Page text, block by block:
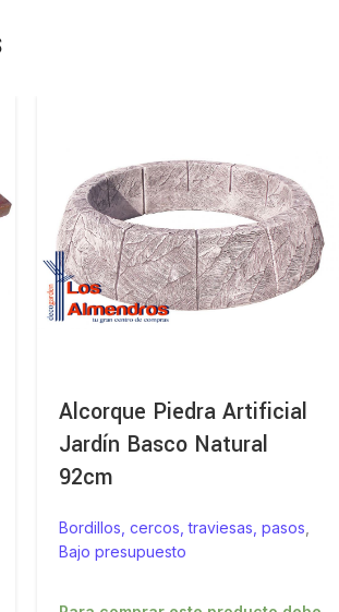
Alcorque Piedra Artificial
Jardín Basco Natural
92cm
Bordillos, cercos, traviesas, pasos
Bajo presupuesto